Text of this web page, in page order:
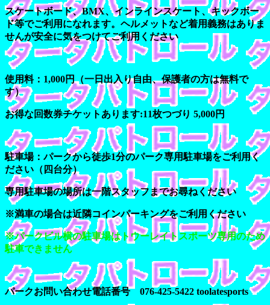
スケートボード、BMX、インラインスケート、キックボー
ド等でご利用になれます。ヘルメットなど着用義務はありま
せんが安全に気をつけてご利用ください
使用料：1,000円（一日出入り自由、保護者の方は無料で
す）
お得な回数券チケットあります:11枚つづり 5,000円
駐車場：パークから徒歩1分のパーク専用駐車場をご利用く
ださい（四台分）
専用駐車場の場所は一階スタッフまでお尋ねください
※満車の場合は近隣コインパーキングをご利用ください
※パークビル横の駐車場はトウーレイトスポーツ専用のため
駐車できません
パークお問い合わせ電話番号 076-425-5422 toolatesports